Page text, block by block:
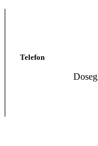
Telefon